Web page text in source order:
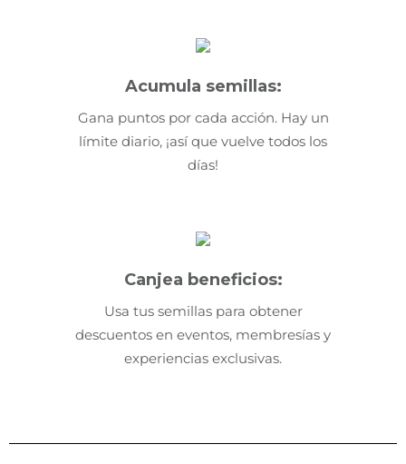
Acumula semillas:
Gana puntos por cada acción. Hay un
límite diario, ¡así que vuelve todos los
días!
Canjea beneficios:
Usa tus semillas para obtener
descuentos en eventos, membresías y
experiencias exclusivas.